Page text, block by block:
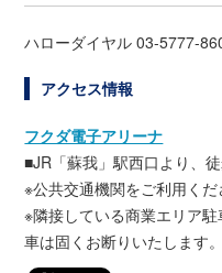
ハローダイヤル 03-5777-
アクセス情報
フクダ電子アリーナ
■JR「蘇我」駅西口より、
※公共交通機関をご利用くだ
※隣接している商業エリア
車は固くお断りいたします。